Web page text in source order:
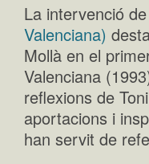
La intervenció
Valenciana)
Mollà en el
Valenciana
reflexions de
aportacions i
han servit de